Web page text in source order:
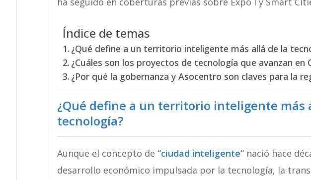
Índice de temas
¿Qué define a un territorio inteligente más allá de la
¿Cuáles son los proyectos de tecnología que avanzan en
¿Por qué la gobernanza y Asocentro son claves para la
¿Qué define a un territorio inteligente más
tecnología?
Aunque el concepto de “ciudad inteligente“nació hace
desarrollo económico impulsada por la tecnología, la